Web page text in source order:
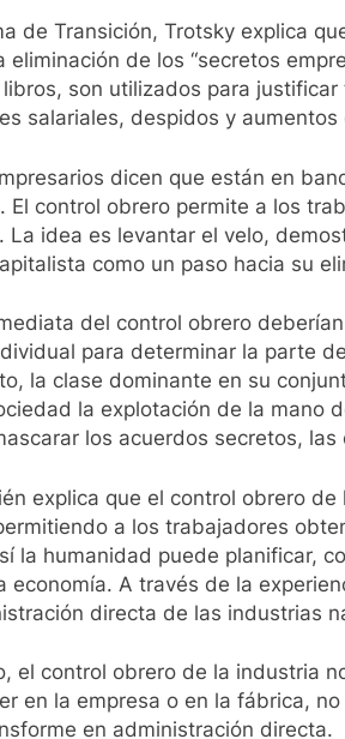
de Transición, Trotsky explica
eliminación de los “secretos
son utilizados para
salariales, despidos y
dicen que están en
El control obrero permite a los
La idea es levantar el velo,
como un paso hacia su
del control obrero
para determinar la parte
la clase dominante en su
la explotación de la mano
los acuerdos secretos,
explica que el control obrero
a los trabajadores
la humanidad puede planificar,
economía. A través de la
directa de las industrias
el control obrero de la industria
en la empresa o en la fábrica,
en administración directa.